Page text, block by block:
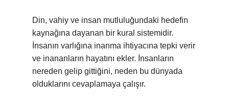
Din, vahiy ve insan mutluluğundaki hedefin
kaynağına dayanan bir kural sistemidir.
İnsanın varlığına inanma ihtiyacına tepki verir
ve inananların hayatını ekler. İnsanların
nereden gelip gittiğini, neden bu dünyada
olduklarını cevaplamaya çalışır.